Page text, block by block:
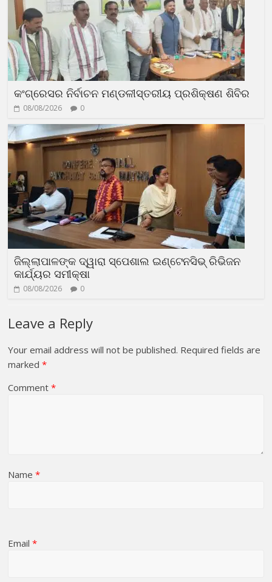
କଂଗ୍ରେସର ନିର୍ବାଚନ ମଣ୍ଡଳୀସ୍ତରୀୟ ପ୍ରଶିକ୍ଷଣ ଶିବିର
08/08/2026 0
ଜିଲ୍ଲାପାଳଙ୍କ ଦ୍ୱାରା ସ୍ପେଶାଲ ଇଣ୍ଟେନସିଭ୍ ରିଭିଜନ
କାର୍ଯ୍ୟର ସମୀକ୍ଷା
08/08/2026 0
Leave a Reply
Your email address will not be published. Required fields are
marked*
Comment*
Name*
Email*